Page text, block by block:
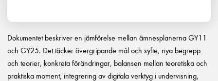
Dokumentet beskriver en jämförelse mellan ämnesplanerna GY11
och GY25. Det täcker övergripande mål och syfte, nya begrepp
och teorier, konkreta förändringar, balansen mellan teoretiska och
praktiska moment, integrering av digitala verktyg i undervisning,